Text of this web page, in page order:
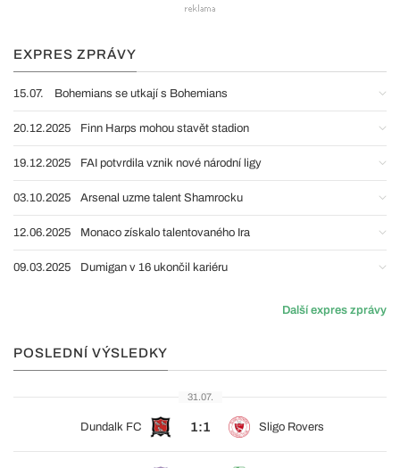
EXPRES ZPRÁVY
15.07. Bohemians se utkají s Bohemians
20.12.2025 Finn Harps mohou stavět stadion
19.12.2025 FAI potvrdila vznik nové národní ligy
03.10.2025 Arsenal uzme talent Shamrocku
12.06.2025 Monaco získalo talentovaného Ira
09.03.2025 Dumigan v 16 ukončil kariéru
Další expres zprávy
POSLEDNÍ VÝSLEDKY
31.07.
Dundalk FC 1:1 Sligo Rovers